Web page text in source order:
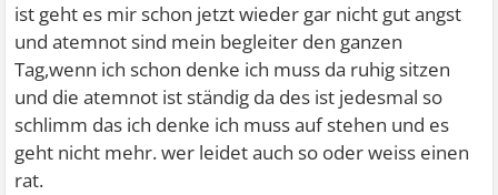
ist geht es mir schon jetzt wieder gar nicht gut angst
und atemnot sind mein begleiter den ganzen
Tag,wenn ich schon denke ich muss da ruhig sitzen
und die atemnot ist ständig da des ist jedesmal so
schlimm das ich denke ich muss auf stehen und es
geht nicht mehr. wer leidet auch so oder weiss einen
rat.